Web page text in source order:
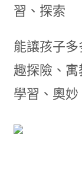
習、探索
能讓孩子
趣探險、寓
學習、奧妙